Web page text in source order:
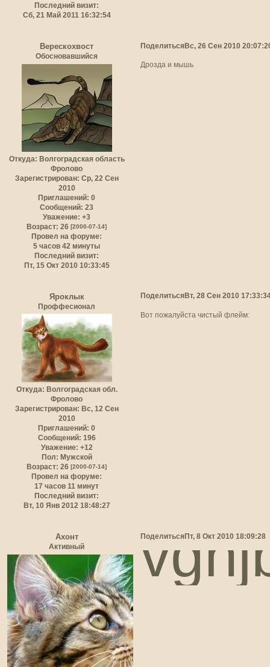
Последний визит:
Сб, 21 Май 2011 16:32:54
ПоделитьсяВс, 26 Сен 2010
Верескохвост
Обосновавшийся
Откуда: Волгоградская область
Фролово
Зарегистрирован: Ср, 22 Сен
2010
Приглашений: 0
Сообщений: 23
Уважение: +3
Возраст: 26[2000-07-14]
Провел на форуме:
5 часов 42 минуты
Последний визит:
Пт, 15 Окт 2010 10:33:45
Дрозда и мышь
Поделиться Вт, 28 Сен 2010
Яроклык
Проффесионал
Откуда: Волгоградская обл.
Фролово
Зарегистрирован: Вс, 12 Сен
2010
Приглашений: 0
Сообщений: 196
Уважение: +12
Пол: Мужской
Возраст: 26[2000-07-14]
Провел на форуме:
17 часов 11 минут
Последний визит:
Вт, 10 Янв 2012 18:48:27
Вот пожалуйста чистый флейм:
Поделиться Пт, 8 Окт 2010 18:09:28
Ахонт
Активный